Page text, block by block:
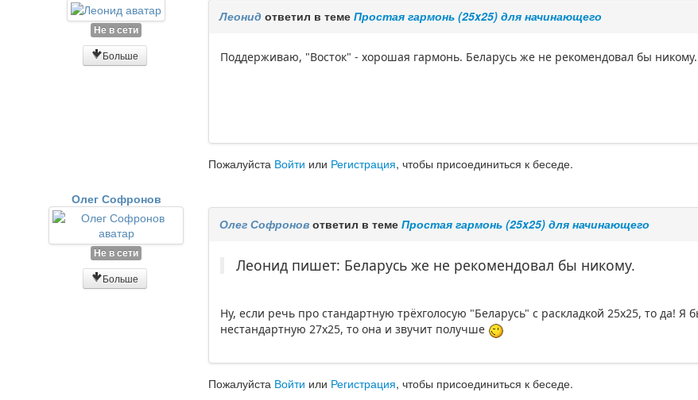
Не в сети
Больше
Леонид ответил в темеПростая гармонь (25x25) для начинающего
Поддерживаю, "Восток" - хорошая гармонь. Беларусь же не рекомендовал бы никому.
Пожалуйста Войти или Регистрация, чтобы присоединиться к беседе.
Олег Софронов
Не в сети
Больше
Олег Софронов ответил в темеПростая гармонь (25x25) для начинающего
Леонид пишет: Беларусь же не рекомендовал бы никому.
Ну, если речь про стандартную трёхголосую "Беларусь" с раскладкой 25х25, то да! Я
нестандартную 27х25, то она и звучит получше
Пожалуйста Войти или Регистрация, чтобы присоединиться к беседе.